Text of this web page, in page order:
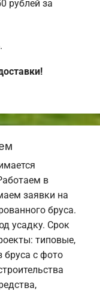
рублей за
в
заявки на
бруса.
усадку. Срок
типовые,
бруса с фото